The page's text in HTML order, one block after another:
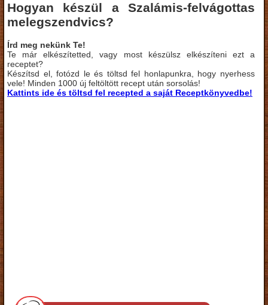
Hogyan készül a Szalámis-felvágottas
melegszendvics?
Írd meg nekünk Te!
Te már elkészítetted, vagy most készülsz elkészíteni ezt a
receptet?
Készítsd el, fotózd le és töltsd fel honlapunkra, hogy nyerhess
vele! Minden 1000 új feltöltött recept után sorsolás!
Kattints ide és töltsd fel recepted a saját Receptkönyvedbe!